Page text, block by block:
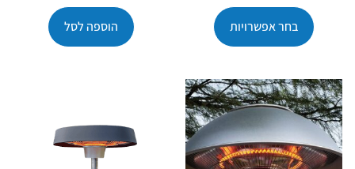
בחר אפשרויות הוספה לסל